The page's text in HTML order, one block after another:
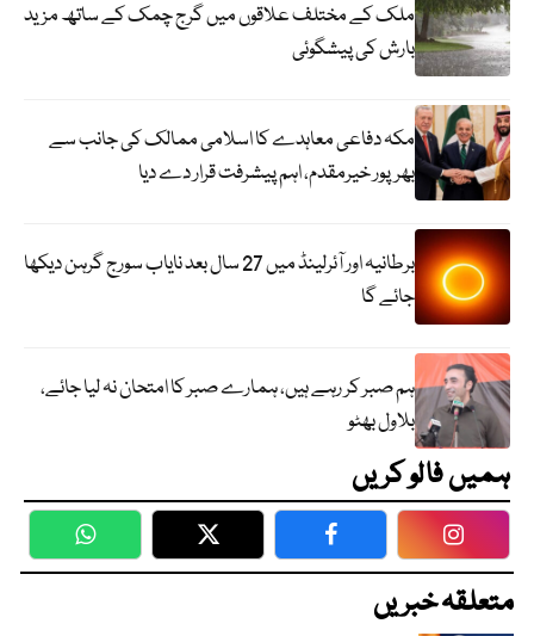
ملک کے مختلف علاقوں میں گرج چمک کے ساتھ مزید
بارش کی پیشگوئی
مکہ دفاعی معاہدے کا اسلامی ممالک کی جانب سے
بھرپور خیرمقدم، اہم پیشرفت قرار دے دیا
برطانیہ اور آئرلینڈ میں 27 سال بعد نایاب سورج گرہن دیکھا
جائے گا
ہم صبر کر رہے ہیں، ہمارے صبر کا امتحان نہ لیا جائے،
بلاول بھٹو
ہمیں فالو کریں
WhatsApp Twitter Facebook
متعلقہ خبریں